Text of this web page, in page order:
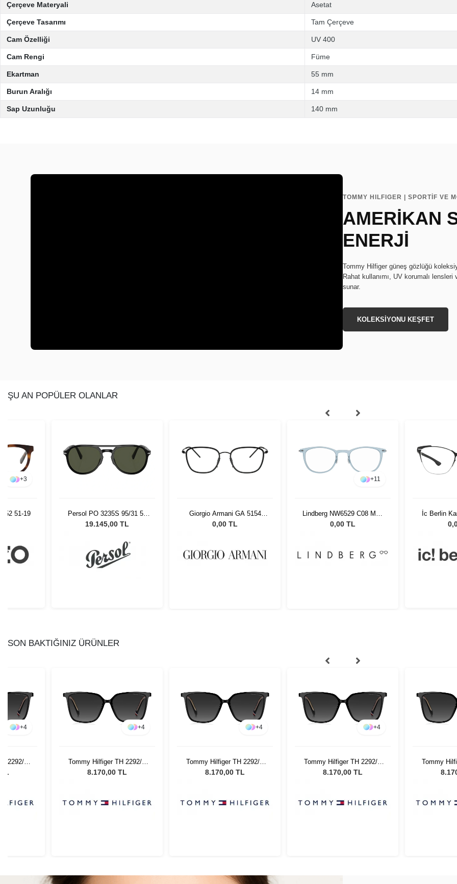
Çerçeve Materyali Asetat
Çerçeve Tasarımı Tam Çerçeve
Cam Özelliği UV 400
Cam Rengi Füme
Ekartman 55 mm
Burun Aralığı 14 mm
Sap Uzunluğu 140 mm
TOMMY HILFIGER | SPORTİF VE
AMERİKAN
ENERJİ
Tommy Hilfiger güneş gözlüğü
Rahat kullanımı, UV korumalı
sunar.
KOLEKSİYONU KEŞFET
ŞU AN POPÜLER OLANLAR
+3
51-19
Persol PO 3235S 95/31 55
Unisex Güneş Gözlüğü
19.145,00 TL
Giorgio Armani GA 5154
3001 53
0,00 TL
+11
Lindberg NW6529 C08 M10
49802
0,00 TL
İc Berlin
SON BAKTIĞINIZ ÜRÜNLER
+4
2292/S
+4
Tommy Hilfiger TH 2292/S
8079O - 55 Kadın Güneş
8.170,00 TL
+4
Tommy Hilfiger TH 2292/S
8079O - 55 Kadın Güneş
8.170,00 TL
+4
Tommy Hilfiger TH 2292/S
8079O - 55 Kadın Güneş
8.170,00 TL
Tommy
8079O -